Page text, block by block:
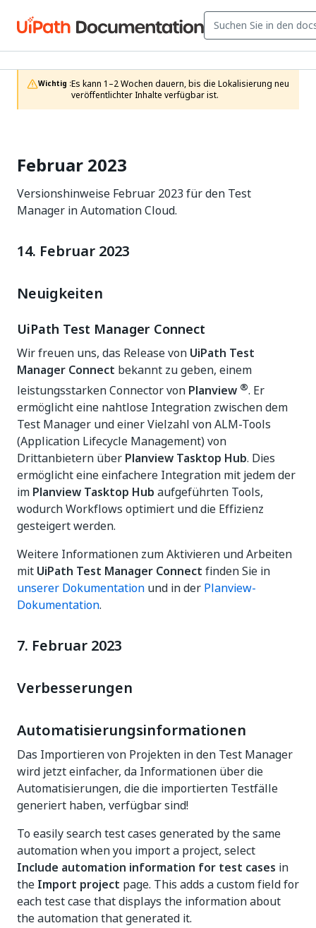
Wichtig :Es kann 1–2 Wochen dauern, bis die Lokalisierung neu
veröffentlichter Inhalte verfügbar ist.
Februar 2023
Versionshinweise Februar 2023 für den Test
Manager in Automation Cloud.
14. Februar 2023
Neuigkeiten
UiPath Test Manager Connect
Wir freuen uns, das Release von UiPath Test
Manager Connect bekannt zu geben, einem
leistungsstarken Connector von Planview ®. Er
ermöglicht eine nahtlose Integration zwischen dem
Test Manager und einer Vielzahl von ALM-Tools
(Application Lifecycle Management) von
Drittanbietern über Planview Tasktop Hub. Dies
ermöglicht eine einfachere Integration mit jedem der
im Planview Tasktop Hub aufgeführten Tools,
wodurch Workflows optimiert und die Effizienz
gesteigert werden.
Weitere Informationen zum Aktivieren und Arbeiten
mit UiPath Test Manager Connect finden Sie in
unserer Dokumentation und in der Planview-
Dokumentation.
7. Februar 2023
Verbesserungen
Automatisierungsinformationen
Das Importieren von Projekten in den Test Manager
wird jetzt einfacher, da Informationen über die
Automatisierungen, die die importierten Testfälle
generiert haben, verfügbar sind!
To easily search test cases generated by the same
automation when you import a project, select
Include automation information for test cases in
the Import project page. This adds a custom field for
each test case that displays the information about
the automation that generated it.